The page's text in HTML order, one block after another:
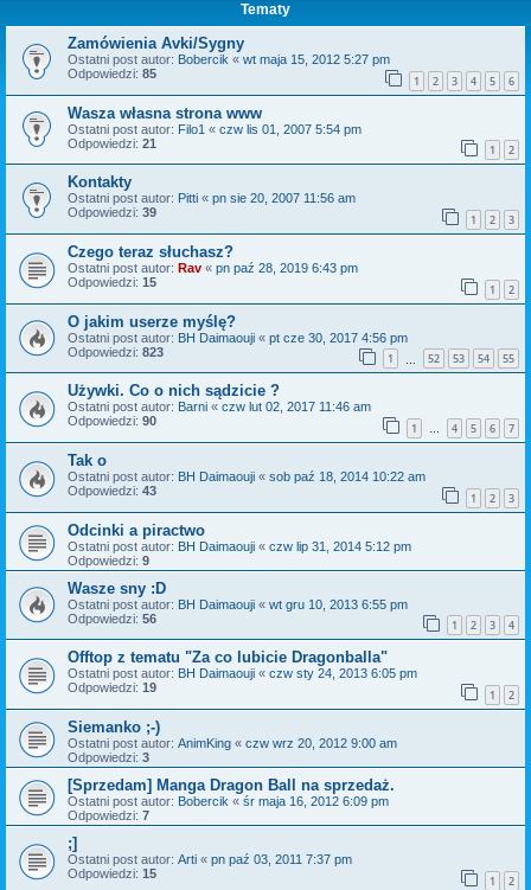
Tematy
Zamówienia Avki/Sygny
Ostatni post autor: Bobercik « wt maja 15, 2012 5:27 pm
Odpowiedzi: 85 1 2 3 4 5 6
Wasza własna strona www
Ostatni post autor: Filo1 « czw lis 01, 2007 5:54 pm
Odpowiedzi: 21 1 2
Kontakty
Ostatni post autor: Pitti « pn sie 20, 2007 11:56 am
Odpowiedzi: 39 1 2 3
Czego teraz słuchasz?
Ostatni post autor: Rav « pn paź 28, 2019 6:43 pm
Odpowiedzi: 15 1 2
O jakim userze myślę?
Ostatni post autor: BH Daimaouji « pt cze 30, 2017 4:56 pm
Odpowiedzi: 823 1 52 53 54 55
Używki. Co o nich sądzicie ?
Ostatni post autor: Barni « czw lut 02, 2017 11:46 am
Odpowiedzi: 90 1 … 4 5 6 7
Tak o
Ostatni post autor: BH Daimaouji « sob paź 18, 2014 10:22 am
Odpowiedzi: 43 1 2 3
Odcinki a piractwo
Ostatni post autor: BH Daimaouji « czw lip 31, 2014 5:12 pm
Odpowiedzi: 9
Wasze sny :D
Ostatni post autor: BH Daimaouji « wt gru 10, 2013 6:55 pm
Odpowiedzi: 56 1 2 3 4
Offtop z tematu "Za co lubicie Dragonballa"
Ostatni post autor: BH Daimaouji « czw sty 24, 2013 6:05 pm
Odpowiedzi: 19 1 2
Siemanko ;-)
Ostatni post autor: AnimKing « czw wrz 20, 2012 9:00 am
Odpowiedzi: 3
[Sprzedam] Manga Dragon Ball na sprzedaż.
Ostatni post autor: Bobercik « śr maja 16, 2012 6:09 pm
Odpowiedzi: 7
;]
Ostatni post autor: Arti « pn paź 03, 2011 7:37 pm
Odpowiedzi: 15 1 2